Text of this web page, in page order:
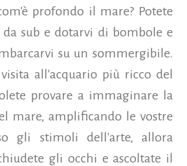
profondo il mare? Potete
sub e dotarvi di bombole e
su un sommergibile.
all'acquario più ricco del
provare a immaginare la
mare, amplificando le vostre
gli stimoli dell'arte, allora
gli occhi e ascoltate il